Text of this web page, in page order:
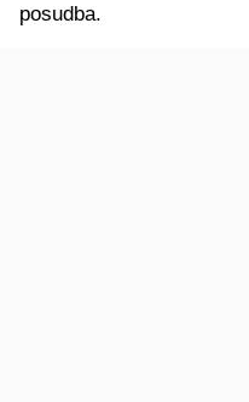
posudba.